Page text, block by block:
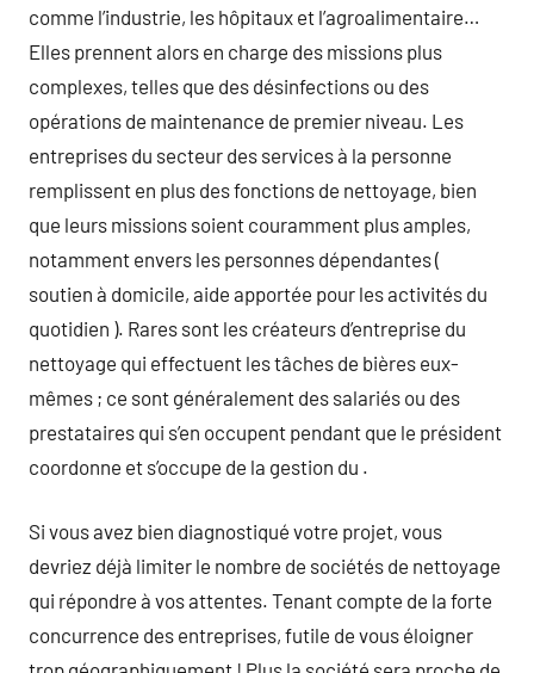
comme l’industrie, les hôpitaux et l’agroalimentaire…
Elles prennent alors en charge des missions plus
complexes, telles que des désinfections ou des
opérations de maintenance de premier niveau. Les
entreprises du secteur des services à la personne
remplissent en plus des fonctions de nettoyage, bien
que leurs missions soient couramment plus amples,
notamment envers les personnes dépendantes (
soutien à domicile, aide apportée pour les activités du
quotidien ). Rares sont les créateurs d’entreprise du
nettoyage qui effectuent les tâches de bières eux-
mêmes ; ce sont généralement des salariés ou des
prestataires qui s’en occupent pendant que le président
coordonne et s’occupe de la gestion du .
Si vous avez bien diagnostiqué votre projet, vous
devriez déjà limiter le nombre de sociétés de nettoyage
qui répondre à vos attentes. Tenant compte de la forte
concurrence des entreprises, futile de vous éloigner